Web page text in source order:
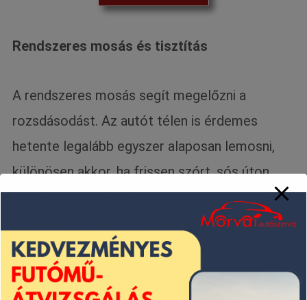
Rendszeres mosás és tisztítás
A rendszeres mosás segít megelőzni a
rozsdásodást. Az autót télen is érdemes
hetente legalább egyszer alaposan lemosni,
különösen akkor, ha frissen szórt, sós úton
közlekedtünk. Ilyenkor különös figyelmet kell
fordítani az autó aljára, a kerékjáratokra és a
lökhárítókra, mert ezeken a részeken
halmozódik fel leggyorsabban a só. Egy